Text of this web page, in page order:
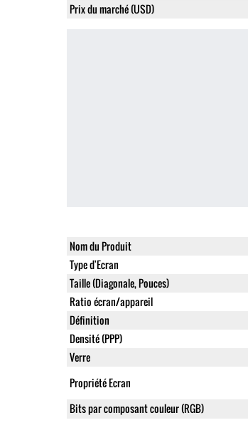
Prix du marché (USD)
Nom du Produit
Type d'Ecran
Taille (Diagonale, Pouces)
Ratio écran/appareil
Définition
Densité (PPP)
Verre
Propriété Ecran
Bits par composant couleur (RGB)